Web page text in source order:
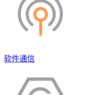
软件通信